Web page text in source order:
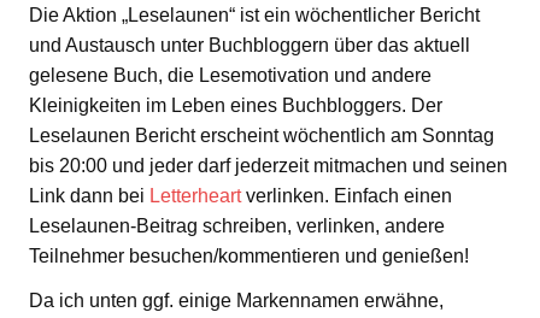
Die Aktion „Leselaunen“ ist ein wöchentlicher Bericht
und Austausch unter Buchbloggern über das aktuell
gelesene Buch, die Lesemotivation und andere
Kleinigkeiten im Leben eines Buchbloggers. Der
Leselaunen Bericht erscheint wöchentlich am Sonntag
bis 20:00 und jeder darf jederzeit mitmachen und seinen
Link dann bei Letterheartverlinken. Einfach einen
Leselaunen-Beitrag schreiben, verlinken, andere
Teilnehmer besuchen/kommentieren und genießen!
Da ich unten ggf. einige Markennamen erwähne,